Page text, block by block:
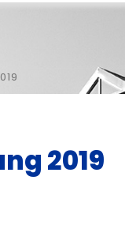
2019